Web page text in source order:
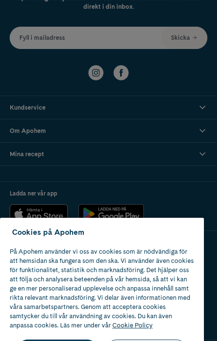
direkt i din inbox.
Fyll i mailadress Skicka
Kundservice
Om Apohem
Mina recept
Ladda ner vår app
Apotek med tillstånd
av Läkemedelsverket
2024
Cookies på Apohem
På Apohem använder vi oss av cookies som är nödvändiga för
att hemsidan ska fungera som den ska. Vi använder även cookies
för funktionalitet, statistik och marknadsföring. Det hjälper oss
att följa och analysera beteenden på vår hemsida, så att vi kan
ge en mer personaliserad upplevelse och anpassa innehåll samt
rikta relevant marknadsföring. Vi delar även informationen med
våra samarbetspartners. Genom att acceptera cookies
samtycker du till vår användning av cookies. Du kan även
anpassa cookies. Läs mer under vårCookie Policy